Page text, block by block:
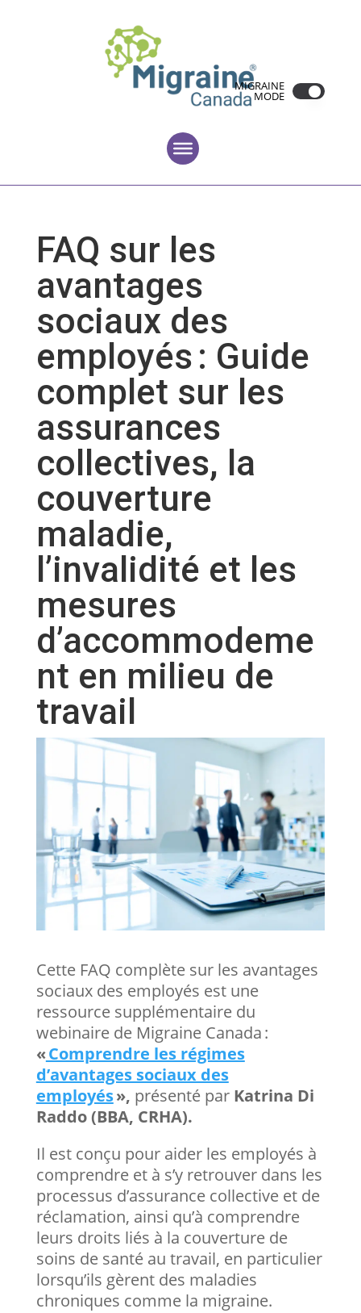
MIGRAINE
MODE
FAQ sur les
avantages
sociaux des
employés : Guide
complet sur les
assurances
collectives, la
couverture
maladie,
l’invalidité et les
mesures
d’accommodeme
nt en milieu de
travail
Cette FAQ complète sur les avantages
sociaux des employés est une
ressource supplémentaire du
webinaire de Migraine Canada :
«Comprendre les régimes
d’avantages sociaux des
employés», présenté par Katrina Di
Raddo (BBA, CRHA).
Il est conçu pour aider les employés à
comprendre et à s’y retrouver dans les
processus d’assurance collective et de
réclamation, ainsi qu’à comprendre
leurs droits liés à la couverture de
soins de santé au travail, en particulier
lorsqu’ils gèrent des maladies
chroniques comme la migraine.